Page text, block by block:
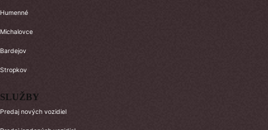
Humenné
Michalovce
Bardejov
Stropkov
SLUŽBY
Predaj nových vozidiel